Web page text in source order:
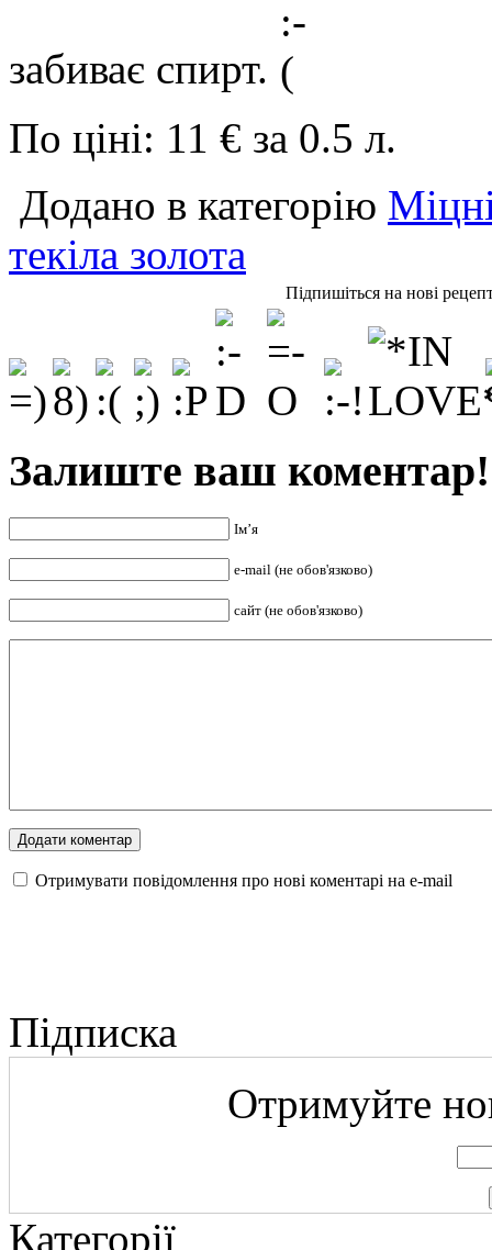
забиває спирт.
По ціні: 11 € за 0.5 л.
Додано в категорію
текіла золота
Підпишіться на нові
Залиште ваш коментар!
Ім’я
e-mail (не обов'язково)
сайт (не обов'язково)
Отримувати повідомлення про нові коментарі на е-mail
Підписка
Отримуйте
Категорії